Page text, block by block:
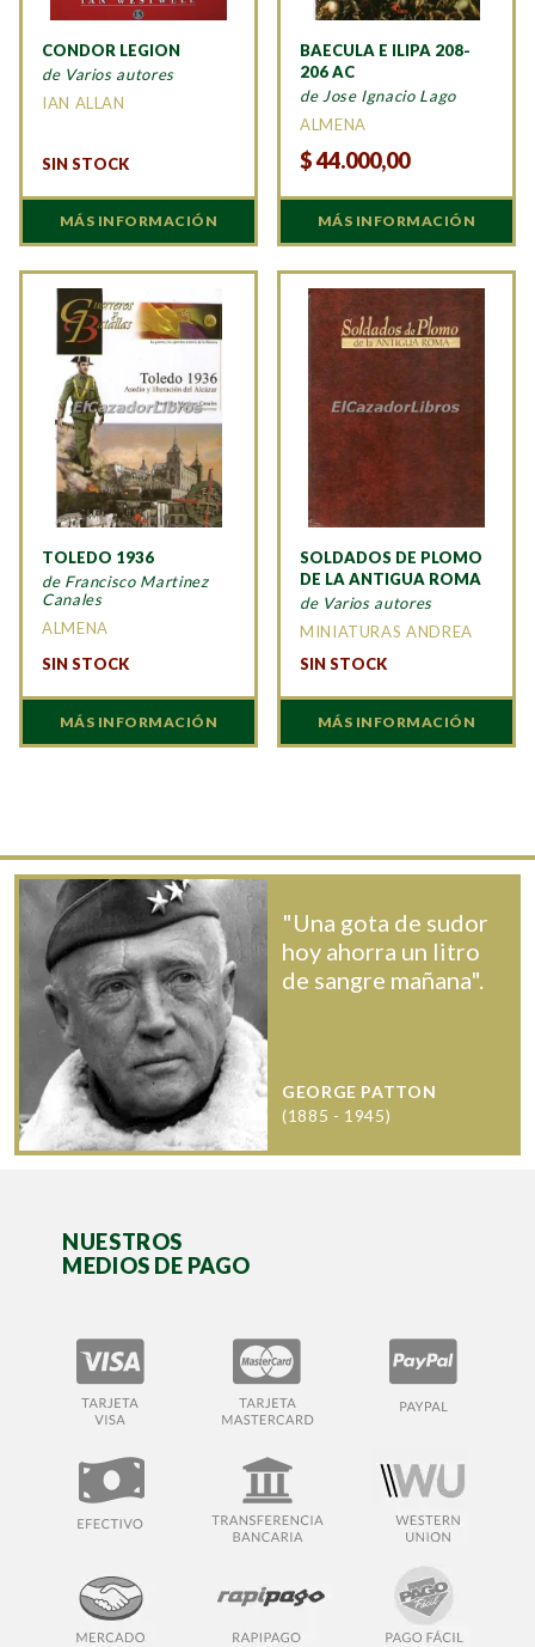
CONDOR LEGION
de Varios autores
IAN ALLAN
SIN STOCK
MÁS INFORMACIÓN
BAECULA E ILIPA 208-
206 AC
de Jose Ignacio Lago
ALMENA
$44.000,00
MÁS INFORMACIÓN
TOLEDO 1936
de Francisco Martinez
Canales
ALMENA
SIN STOCK
MÁS INFORMACIÓN
SOLDADOS DE PLOMO
DE LA ANTIGUA ROMA
de Varios autores
MINIATURAS ANDREA
SIN STOCK
MÁS INFORMACIÓN
"Una gota de sudor
hoy ahorra un litro
de sangre mañana".
GEORGE PATTON
(1885 - 1945)
NUESTROS
MEDIOS DE PAGO